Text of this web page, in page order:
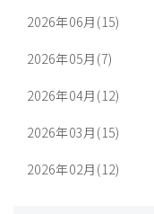
2026年06月(15)
2026年05月(7)
2026年04月(12)
2026年03月(15)
2026年02月(12)